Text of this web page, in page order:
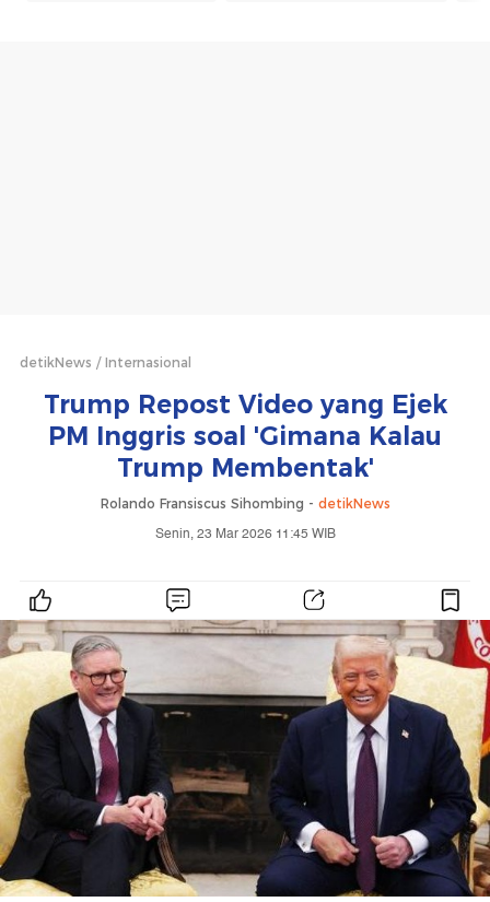
detikNews Internasional
Trump Repost Video yang Ejek
PM Inggris soal 'Gimana Kalau
Trump Membentak'
Rolando Fransiscus Sihombing - detikNews
Senin, 23 Mar 2026 11:45 WIB